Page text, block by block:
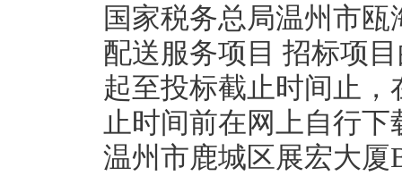
国家税务总局温州市
配送服务项目 招标项
起至投标截止时间止
止时间前在网上自行
温州市鹿城区展宏大厦